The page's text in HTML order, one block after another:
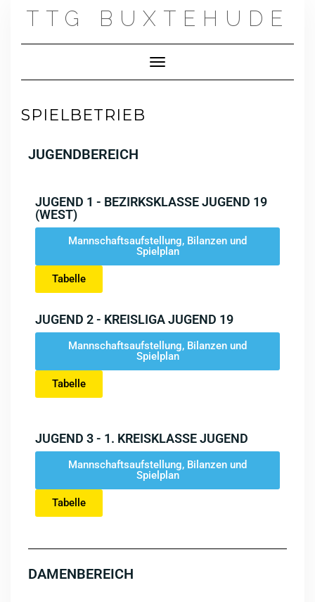
TTG BUXTEHUDE
Toggle Navigation
SPIELBETRIEB
JUGENDBEREICH
JUGEND 1 - BEZIRKSKLASSE JUGEND 19
(WEST)
Mannschaftsaufstellung, Bilanzen und
Spielplan
Tabelle
JUGEND 2 - KREISLIGA JUGEND 19
Mannschaftsaufstellung, Bilanzen und
Spielplan
Tabelle
JUGEND 3 - 1. KREISKLASSE JUGEND
Mannschaftsaufstellung, Bilanzen und
Spielplan
Tabelle
DAMENBEREICH